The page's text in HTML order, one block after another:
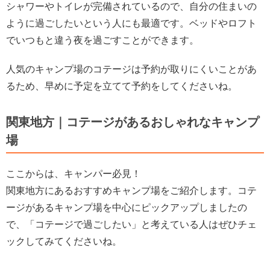
シャワーやトイレが完備されているので、自分の住まいの
ように過ごしたいという人にも最適です。ベッドやロフト
でいつもと違う夜を過ごすことができます。
人気のキャンプ場のコテージは予約が取りにくいことがあ
るため、早めに予定を立てて予約をしてくださいね。
関東地方｜コテージがあるおしゃれなキャンプ
場
ここからは、キャンパー必見！
関東地方にあるおすすめキャンプ場をご紹介します。コテ
ージがあるキャンプ場を中心にピックアップしましたの
で、「コテージで過ごしたい」と考えている人はぜひチェ
ックしてみてくださいね。